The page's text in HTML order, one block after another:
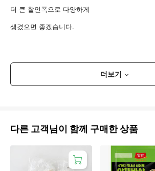
더 큰 할인폭으로 다양하게
생겼으면 좋겠습니다.
더보기
다른 고객님이 함께 구매한 상품